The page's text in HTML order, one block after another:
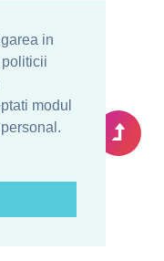
in
modul